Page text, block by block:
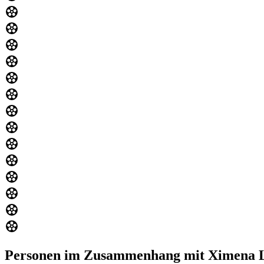
Personen im Zusammenhang mit Ximena